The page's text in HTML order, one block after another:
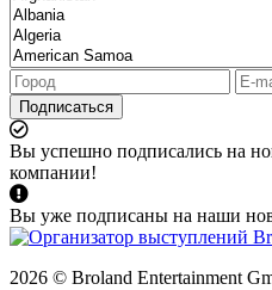
Подписаться
Вы успешно подписались на
компании!
Вы уже подписаны на наши
2026 © Broland Entertainment